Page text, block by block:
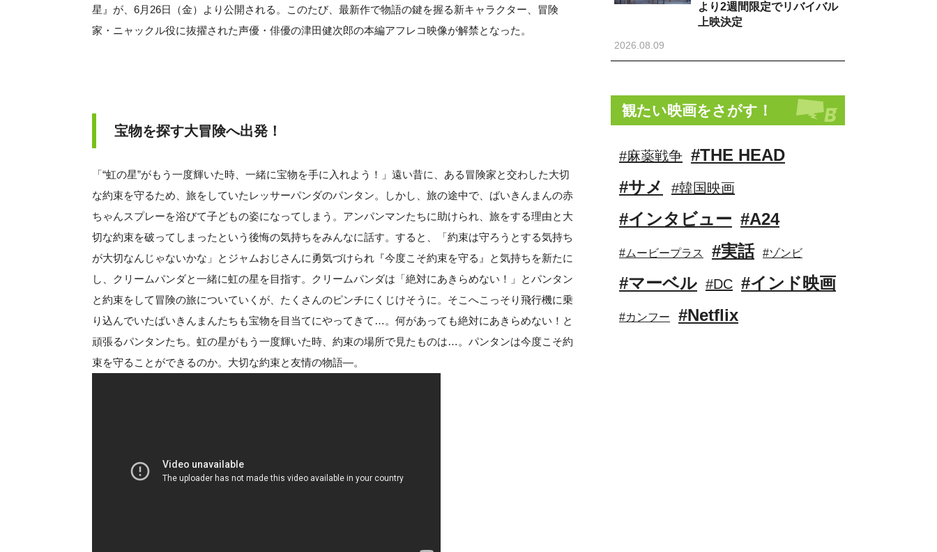
星』が、6月26日（金）より公開される。このたび、最新作で物語の鍵を握る新キャラクター、冒険
家・ニャックル役に抜擢された声優・俳優の津田健次郎の本編アフレコ映像が解禁となった。
宝物を探す大冒険へ出発！
「“虹の星”がもう一度輝いた時、一緒に宝物を手に入れよう！」遠い昔に、ある冒険家と交わした大切
な約束を守るため、旅をしていたレッサーパンダのパンタン。しかし、旅の途中で、ばいきんまんの赤
ちゃんスプレーを浴びて子どもの姿になってしまう。アンパンマンたちに助けられ、旅をする理由と大
切な約束を破ってしまったという後悔の気持ちをみんなに話す。すると、「約束は守ろうとする気持ち
が大切なんじゃないかな」とジャムおじさんに勇気づけられ『今度こそ約束を守る』と気持ちを新たに
し、クリームパンダと一緒に虹の星を目指す。クリームパンダは「絶対にあきらめない！」とパンタン
と約束をして冒険の旅についていくが、たくさんのピンチにくじけそうに。そこへこっそり飛行機に乗
り込んでいたばいきんまんたちも宝物を目当てにやってきて…。何があっても絶対にあきらめない！と
頑張るパンタンたち。虹の星がもう一度輝いた時、約束の場所で見たものは…。パンタンは今度こそ約
束を守ることができるのか。大切な約束と友情の物語—。
より2週間限定でリバイバル
上映決定
2026.08.09
観たい映画をさがす！
#麻薬戦争 #THE HEAD
#サメ
#韓国映画
#インタビュー #A24
#ムービープラス #実話 #ゾンビ
#マーベル #DC #インド映画
#カンフー #Netflix